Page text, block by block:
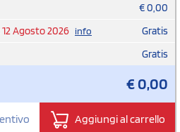
€0,00
12 Agosto 2026 info
Gratis
Gratis
€0,00
Aggiungi al carrello